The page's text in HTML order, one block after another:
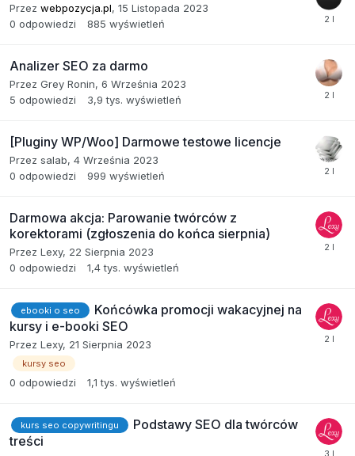
Przez webpozycja.pl, 15 Listopada 2023
0 odpowiedzi 885 wyświetleń
Analizer SEO za darmo
Przez Grey Ronin, 6 Września 2023
5 odpowiedzi 3,9 tys. wyświetleń
[Pluginy WP/Woo] Darmowe testowe licencje
Przez salab, 4 Września 2023
0 odpowiedzi 999 wyświetleń
Darmowa akcja: Parowanie twórców z
korektorami (zgłoszenia do końca sierpnia)
Przez Lexy, 22 Sierpnia 2023
0 odpowiedzi 1,4 tys. wyświetleń
ebooki o seo
Końcówka promocji wakacyjnej na
kursy i e-booki SEO
Przez Lexy, 21 Sierpnia 2023
kursy seo
0 odpowiedzi 1,1 tys. wyświetleń
kurs seo copywritingu
Podstawy SEO dla twórców
treści